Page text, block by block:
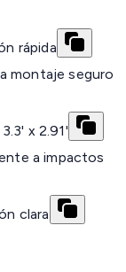
rápida
montaje seguro
x 2.91'
a impactos
clara